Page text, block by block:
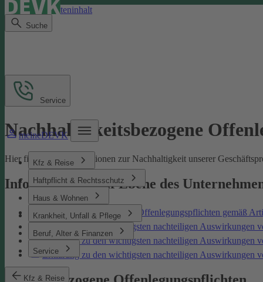
Direkt zum Seiteninhalt
Suche
meineDEVK
Kfz & Reise
Haftpflicht & Rechtsschutz
Haus & Wohnen
Krankheit, Unfall & Pflege
Beruf, Alter & Finanzen
Service
Kfz & Reise
Service
Nachhaltigkeitsbezogene
Hier finden Sie Informationen zur Nachhaltigkeit unserer
Informationen auf Ebene des
Nachhaltigkeitsbezogene Offenlegungspflichten gemäß
Erklärung zu den wichtigsten nachteiligen
Erklärung zu den wichtigsten nachteiligen Auswirkungen
Erklärung zu den wichtigsten nachteiligen Auswirkungen